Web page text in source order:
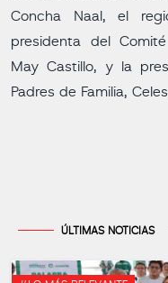
Concha Naal, el
presidenta del
May Castillo, y la
Padres de Familia,
ÚLTIMAS NOTICIAS